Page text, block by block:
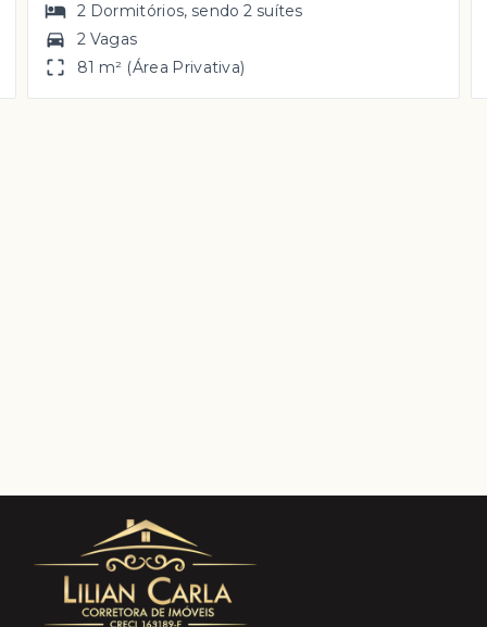
2 Dormitórios, sendo2 suítes
2 Vagas
81 m² (Área Privativa)